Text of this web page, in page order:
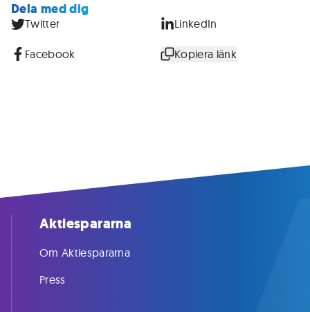
Dela med dig
Twitter LinkedIn
Facebook Kopiera länk
Aktiespararna
Om Aktiespararna
Press